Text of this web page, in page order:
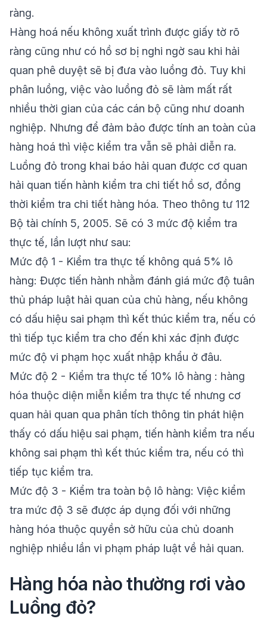
ràng.
Hàng hoá nếu không xuất trình được giấy tờ rõ
ràng cũng như có hồ sơ bị nghi ngờ sau khi hải
quan phê duyệt sẽ bị đưa vào luồng đỏ. Tuy khi
phân luồng, việc vào luồng đỏ sẽ làm mất rất
nhiều thời gian của các cán bộ cũng như doanh
nghiệp. Nhưng để đảm bảo được tính an toàn của
hàng hoá thì việc kiểm tra vẫn sẽ phải diễn ra.
Luồng đỏ trong khai báo hải quan được cơ quan
hải quan tiến hành kiểm tra chi tiết hồ sơ, đồng
thời kiểm tra chi tiết hàng hóa. Theo thông tư 112
Bộ tài chính 5, 2005. Sẽ có 3 mức độ kiểm tra
thực tế, lần lượt như sau:
Mức độ 1 - Kiểm tra thực tế không quá 5% lô
hàng: Được tiến hành nhằm đánh giá mức độ tuân
thủ pháp luật hải quan của chủ hàng, nếu không
có dấu hiệu sai phạm thì kết thúc kiểm tra, nếu có
thì tiếp tục kiểm tra cho đến khi xác định được
mức độ vi phạm học xuất nhập khẩu ở đâu.
Mức độ 2 - Kiểm tra thực tế 10% lô hàng : hàng
hóa thuộc diện miễn kiểm tra thực tế nhưng cơ
quan hải quan qua phân tích thông tin phát hiện
thấy có dấu hiệu sai phạm, tiến hành kiểm tra nếu
không sai phạm thì kết thúc kiểm tra, nếu có thì
tiếp tục kiểm tra.
Mức độ 3 - Kiểm tra toàn bộ lô hàng: Việc kiểm
tra mức độ 3 sẽ được áp dụng đối với những
hàng hóa thuộc quyền sở hữu của chủ doanh
nghiệp nhiều lần vi phạm pháp luật về hải quan.
Hàng hóa nào thường rơi vào
Luồng đỏ?